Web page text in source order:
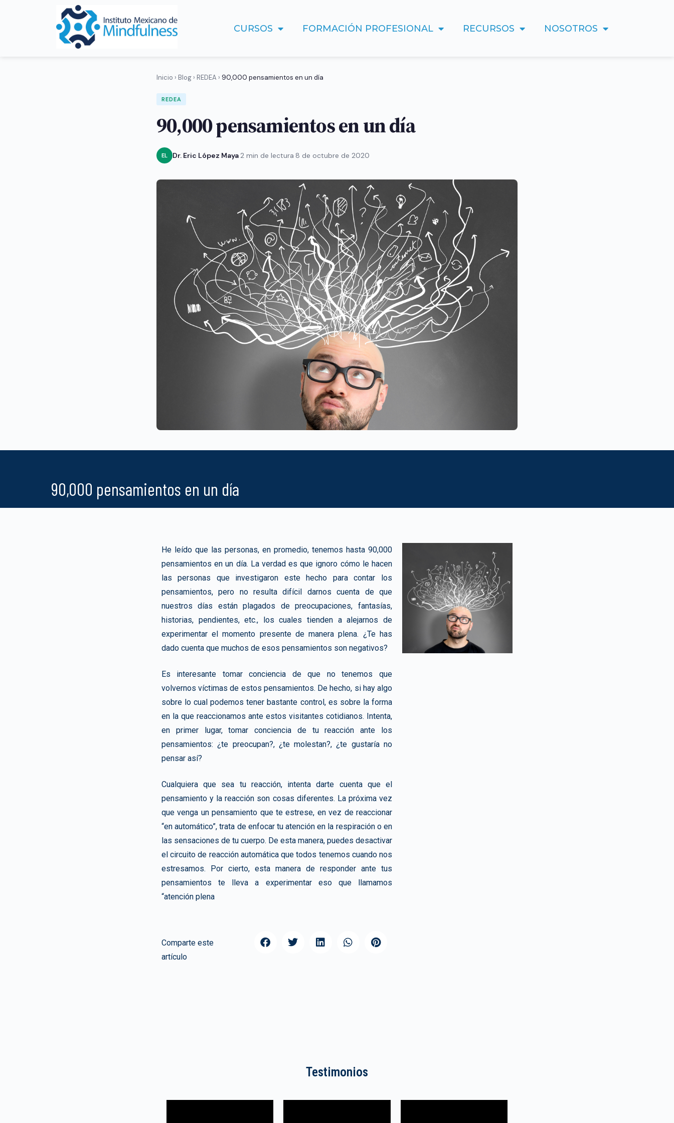
CURSOS FORMACIÓN PROFESIONAL RECURSOS NOSOTROS
Inicio › Blog › REDEA › 90,000 pensamientos en un día
REDEA
90,000 pensamientos en un día
EL Dr. Eric López Maya2 min de lectura 8 de octubre de 2020
90,000 pensamientos en un día
He leído que las personas, en promedio, tenemos hasta 90,000
pensamientos en un día. La verdad es que ignoro cómo le hacen
las personas que investigaron este hecho para contar los
pensamientos, pero no resulta difícil darnos cuenta de que
nuestros días están plagados de preocupaciones, fantasías,
historias, pendientes, etc., los cuales tienden a alejarnos de
experimentar el momento presente de manera plena. ¿Te has
dado cuenta que muchos de esos pensamientos son negativos?
Es interesante tomar conciencia de que no tenemos que
volvernos víctimas de estos pensamientos. De hecho, si hay algo
sobre lo cual podemos tener bastante control, es sobre la forma
en la que reaccionamos ante estos visitantes cotidianos. Intenta,
en primer lugar, tomar conciencia de tu reacción ante los
pensamientos: ¿te preocupan?, ¿te molestan?, ¿te gustaría no
pensar así?
Cualquiera que sea tu reacción, intenta darte cuenta que el
pensamiento y la reacción son cosas diferentes. La próxima vez
que venga un pensamiento que te estrese, en vez de reaccionar
“en automático”, trata de enfocar tu atención en la respiración o en
las sensaciones de tu cuerpo. De esta manera, puedes desactivar
el circuito de reacción automática que todos tenemos cuando nos
estresamos. Por cierto, esta manera de responder ante tus
pensamientos te lleva a experimentar eso que llamamos
“atención plena
Comparte este
artículo
Testimonios